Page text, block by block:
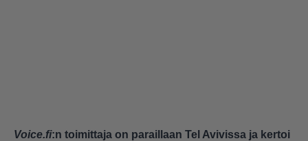
Voice.fi:n toimittaja on paraillaan Tel Avivissa ja kertoi